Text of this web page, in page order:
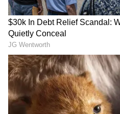
2
4